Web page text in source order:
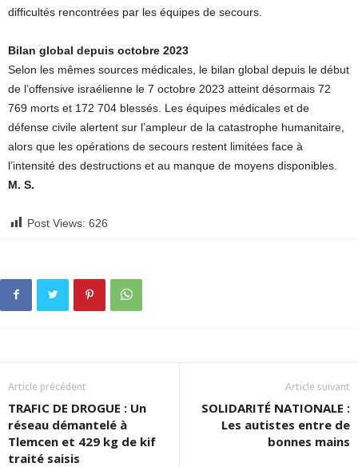
difficultés rencontrées par les équipes de secours.
Bilan global depuis octobre 2023
Selon les mêmes sources médicales, le bilan global depuis le début
de l’offensive israélienne le 7 octobre 2023 atteint désormais 72
769 morts et 172 704 blessés. Les équipes médicales et de
défense civile alertent sur l’ampleur de la catastrophe humanitaire,
alors que les opérations de secours restent limitées face à
l’intensité des destructions et au manque de moyens disponibles.
M. S.
Post Views: 626
Article précédent
TRAFIC DE DROGUE : Un
réseau démantelé à
Tlemcen et 429 kg de kif
traité saisis
Article suivant
SOLIDARITÉ NATIONALE :
Les autistes entre de
bonnes mains